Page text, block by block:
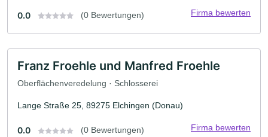
0.0 (0 Bewertungen) Firma bewerten
Franz Froehle und Manfred Froehle
Oberflächenveredelung · Schlosserei
Lange Straße 25, 89275 Elchingen (Donau)
0.0 (0 Bewertungen) Firma bewerten